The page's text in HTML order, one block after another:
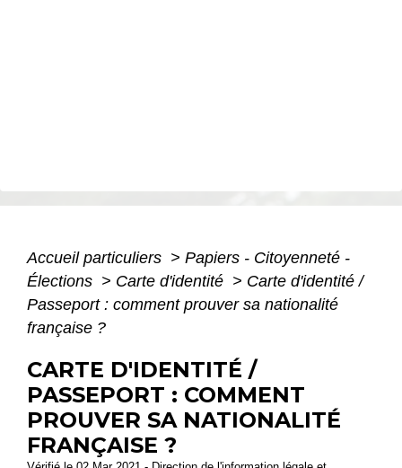
Accueil particuliers > Papiers - Citoyenneté -
Élections > Carte d'identité > Carte d'identité /
Passeport : comment prouver sa nationalité
française ?
CARTE D'IDENTITÉ /
PASSEPORT : COMMENT
PROUVER SA NATIONALITÉ
FRANÇAISE ?